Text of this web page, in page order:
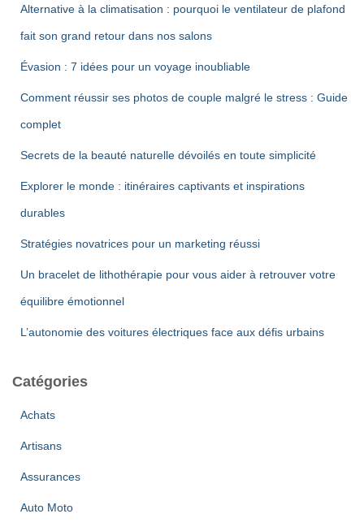
Alternative à la climatisation : pourquoi le ventilateur de plafond
fait son grand retour dans nos salons
Évasion : 7 idées pour un voyage inoubliable
Comment réussir ses photos de couple malgré le stress : Guide
complet
Secrets de la beauté naturelle dévoilés en toute simplicité
Explorer le monde : itinéraires captivants et inspirations
durables
Stratégies novatrices pour un marketing réussi
Un bracelet de lithothérapie pour vous aider à retrouver votre
équilibre émotionnel
L’autonomie des voitures électriques face aux défis urbains
Catégories
Achats
Artisans
Assurances
Auto Moto